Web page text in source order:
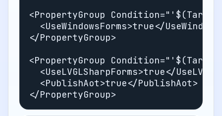
<PropertyGroup
Condition=
<UseWindowsForms>true</
</PropertyGroup>
<PropertyGroup
Condition=
<UseLVGLSharpForms>true</
<PublishAot>true</PublishAot>
</PropertyGroup>